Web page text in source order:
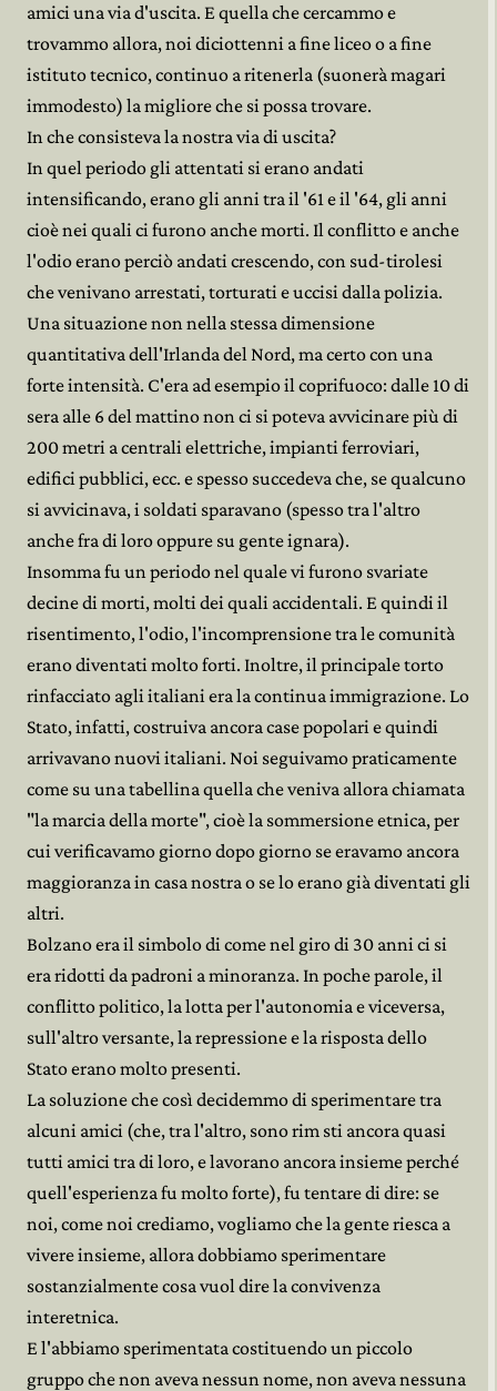
amici una via d'uscita. E quella che cercammo e
trovammo allora, noi diciottenni a fine liceo o a fine
istituto tecnico, continuo a ritenerla (suonerà magari
immodesto) la migliore che si possa trovare.
In che consisteva la nostra via di uscita?
In quel periodo gli attentati si erano andati
intensificando, erano gli anni tra il '61 e il '64, gli anni
cioè nei quali ci furono anche morti. Il conflitto e anche
l'odio erano perciò andati crescendo, con sud-tirolesi
che venivano arrestati, torturati e uccisi dalla polizia.
Una situazione non nella stessa dimensione
quantitativa dell'Irlanda del Nord, ma certo con una
forte intensità. C'era ad esempio il coprifuoco: dalle 10 di
sera alle 6 del mattino non ci si poteva avvicinare più di
200 metri a centrali elettriche, impianti ferroviari,
edifici pubblici, ecc. e spesso succedeva che, se qualcuno
si avvicinava, i soldati sparavano (spesso tra l'altro
anche fra di loro oppure su gente ignara).
Insomma fu un periodo nel quale vi furono svariate
decine di morti, molti dei quali accidentali. E quindi il
risentimento, l'odio, l'incomprensione tra le comunità
erano diventati molto forti. Inoltre, il principale torto
rinfacciato agli italiani era la continua immigrazione. Lo
Stato, infatti, costruiva ancora case popolari e quindi
arrivavano nuovi italiani. Noi seguivamo praticamente
come su una tabellina quella che veniva allora chiamata
"la marcia della morte", cioè la sommersione etnica, per
cui verificavamo giorno dopo giorno se eravamo ancora
maggioranza in casa nostra o se lo erano già diventati gli
altri.
Bolzano era il simbolo di come nel giro di 30 anni ci si
era ridotti da padroni a minoranza. In poche parole, il
conflitto politico, la lotta per l'autonomia e viceversa,
sull'altro versante, la repressione e la risposta dello
Stato erano molto presenti.
La soluzione che così decidemmo di sperimentare tra
alcuni amici (che, tra l'altro, sono rim sti ancora quasi
tutti amici tra di loro, e lavorano ancora insieme perché
quell'esperienza fu molto forte), fu tentare di dire: se
noi, come noi crediamo, vogliamo che la gente riesca a
vivere insieme, allora dobbiamo sperimentare
sostanzialmente cosa vuol dire la convivenza
interetnica.
E l'abbiamo sperimentata costituendo un piccolo
gruppo che non aveva nessun nome, non aveva nessuna